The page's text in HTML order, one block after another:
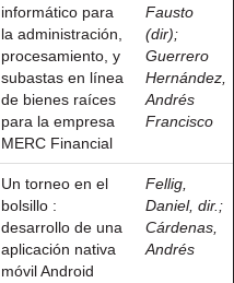
informático para
la administración,
procesamiento, y
subastas en línea
de bienes raíces
para la empresa
MERC Financial
Fausto
(dir);
Guerrero
Hernández,
Andrés
Francisco
Un torneo en el
bolsillo :
desarrollo de una
aplicación nativa
móvil Android
Fellig,
Daniel, dir. ;
Cárdenas,
Andrés